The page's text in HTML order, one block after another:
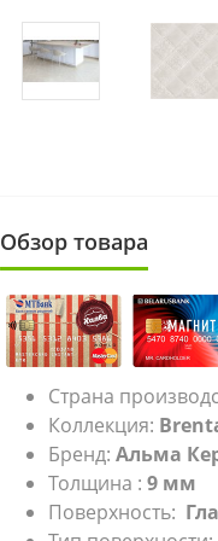
Обзор товара
Страна
Коллекция:
Бренд: Альма
Толщина : 9 мм
Поверхность: